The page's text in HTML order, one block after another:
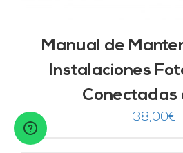
Manual de
Instalaciones
Conectadas
38,00€